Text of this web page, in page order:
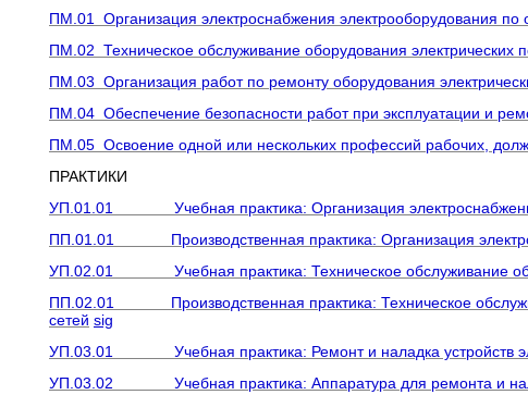
ПМ.01 Организация электроснабжения электрооборудования по
ПМ.02 Техническое обслуживание оборудования электрических
ПМ.03 Организация работ по ремонту оборудования
ПМ.04 Обеспечение безопасности работ при эксплуатации и
ПМ.05 Освоение одной или нескольких профессий рабочих,
ПРАКТИКИ
УП.01.01 Учебная практика: Организация
ПП.01.01 Производственная практика: Организация
УП.02.01 Учебная практика: Техническое обслуживание
ПП.02.01 Производственная практика: Техническое
сетей sig
УП.03.01 Учебная практика: Ремонт и наладка устройств
УП.03.02 Учебная практика: Аппаратура для ремонта и